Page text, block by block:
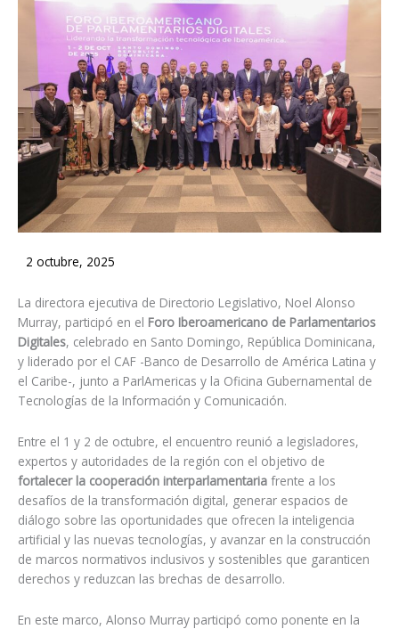
2 octubre, 2025
La directora ejecutiva de Directorio Legislativo, Noel Alonso
Murray, participó en el Foro Iberoamericano de Parlamentarios
Digitales, celebrado en Santo Domingo, República Dominicana,
y liderado por el CAF -Banco de Desarrollo de América Latina y
el Caribe-, junto a ParlAmericas y la Oficina Gubernamental de
Tecnologías de la Información y Comunicación.
Entre el 1 y 2 de octubre, el encuentro reunió a legisladores,
expertos y autoridades de la región con el objetivo de
fortalecer la cooperación interparlamentaria frente a los
desafíos de la transformación digital, generar espacios de
diálogo sobre las oportunidades que ofrecen la inteligencia
artificial y las nuevas tecnologías, y avanzar en la construcción
de marcos normativos inclusivos y sostenibles que garanticen
derechos y reduzcan las brechas de desarrollo.
En este marco, Alonso Murray participó como ponente en la